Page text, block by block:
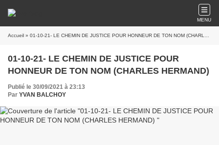
MENU
Accueil » 01-10-21- LE CHEMIN DE JUSTICE POUR HONNEUR DE TON NOM (CHARLES HERMAND)
01-10-21- LE CHEMIN DE JUSTICE POUR
HONNEUR DE TON NOM (CHARLES HERMAND)
Publié le 30/09/2021 à 23:13
Par YVAN BALCHOY